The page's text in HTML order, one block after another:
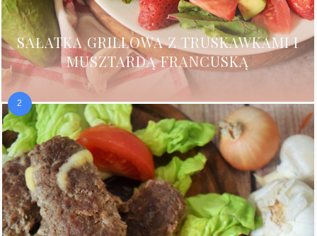
SAŁATKA GRILLOWA Z TRUSKAWKAMI I
MUSZTARDĄ FRANCUSKĄ